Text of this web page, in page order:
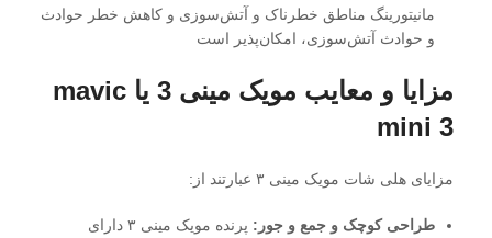
مانیتورینگ مناطق خطرناک و آتش‌سوزی و کاهش خطر حوادث
و حوادث آتش‌سوزی، امکان‌پذیر است
مزایا و معایب مویک مینی 3 یا
mavic
mini 3
مزایای هلی شات مویک مینی ۳ عبارتند از:
طراحی کوچک و جمع و جور:
پرنده مویک مینی ۳ دارای